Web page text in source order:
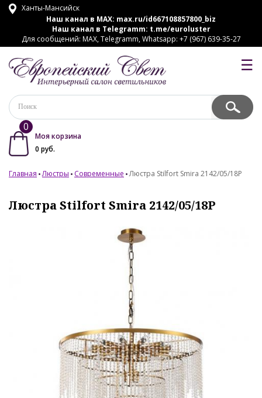
Ханты-Мансийск
Наш канал в MAX: max.ru/id667108857800_biz
Наш канал в Telegramm: t.me/euroluster
Для сообщений: MAX, Telegramm, Whatsapp: +7 (967) 639-35-27
☰
0
Моя корзина
0 руб.
Главная Люстры Современные Люстра Stilfort Smira 2142/05/18P
Люстра Stilfort Smira 2142/05/18P